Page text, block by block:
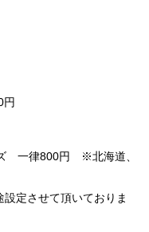
一律800円 ※北海道、
定させて頂いておりま